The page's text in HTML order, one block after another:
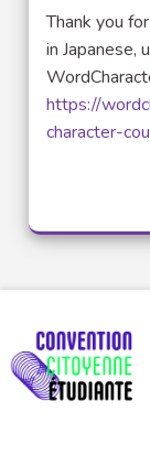
Thank you
in Japanese,
https://
character-